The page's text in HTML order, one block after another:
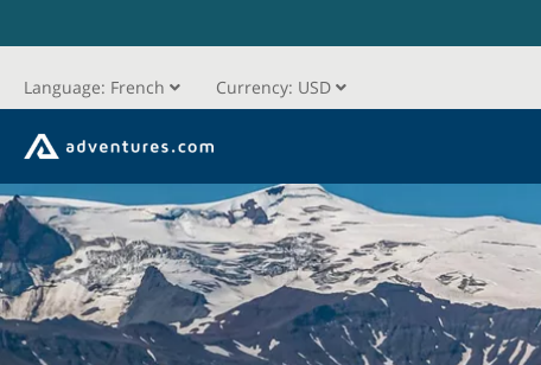
Language: French Currency: USD